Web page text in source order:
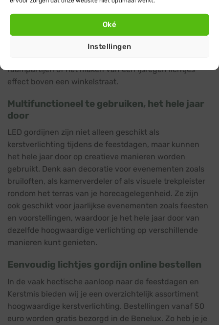
Oké
Instellingen
Blynx Connect maken het mogelijk om een groot
verlichtingsproject te realiseren op basis van een
eenvoudige en overzichtelijke installatie. Dit is ideaal
raampartijen of het maken van een ijsregen lichtjes
effect boven een winkelstraat.
Multifunctioneel te gebruiken, het hele jaar
door
LED gordijnen zijn niet alleen geschikt als
kerstverlichting tijdens de feestdagen, maar kunnen
het hele jaar door op creatieve manieren worden
gebruikt. Denk aan decoratie voor evenementen zoals
bruiloften, als kamerverdeler of als visuele trekpleister
rondom het terras van je horecagelegenheid. Ze zijn
ook geschikt voor jaarlijkse evenementen zoals feesten
en voorstellingen, waardoor je het hele jaar door van
dezelfde hoogwaardige verlichting op verschillende
manieren kunt genieten.
Eenvoudig lichtjes gordijn online bestellen
In de vaak hectische aanloop naar de feestdagen en
Kerstmis bieden wij je een overzichtelijk assortiment
hoogwaardige kerstverlichting. Bestellingen vanaf 50
euro worden gratis bezorgd in de Benelux. Zo heb je je